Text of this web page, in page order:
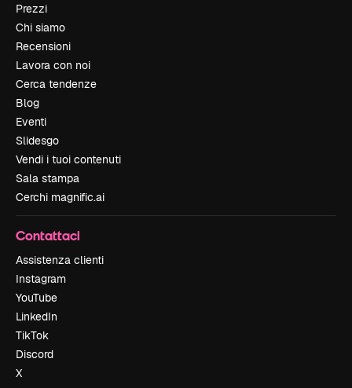
Prezzi
Chi siamo
Recensioni
Lavora con noi
Cerca tendenze
Blog
Eventi
Slidesgo
Vendi i tuoi contenuti
Sala stampa
Cerchi magnific.ai
Contattaci
Assistenza clienti
Instagram
YouTube
LinkedIn
TikTok
Discord
X